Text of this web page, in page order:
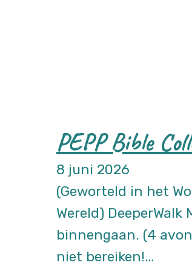
PEPP Bible
8 juni 2026
(Geworteld in het
Wereld) DeeperWalk
binnengaan. (4
niet bereiken!…